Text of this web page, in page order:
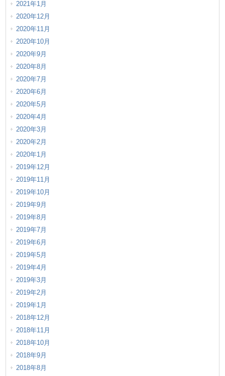
2021年1月
2020年12月
2020年11月
2020年10月
2020年9月
2020年8月
2020年7月
2020年6月
2020年5月
2020年4月
2020年3月
2020年2月
2020年1月
2019年12月
2019年11月
2019年10月
2019年9月
2019年8月
2019年7月
2019年6月
2019年5月
2019年4月
2019年3月
2019年2月
2019年1月
2018年12月
2018年11月
2018年10月
2018年9月
2018年8月